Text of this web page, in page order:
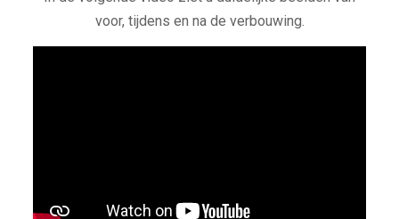
voor, tijdens en na de verbouwing.